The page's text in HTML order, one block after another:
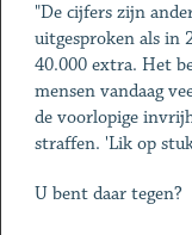
"De cijfers zijn
uitgesproken als in
40.000 extra. Het
mensen vandaag
de voorlopige
straffen. 'Lik op
U bent daar tegen?